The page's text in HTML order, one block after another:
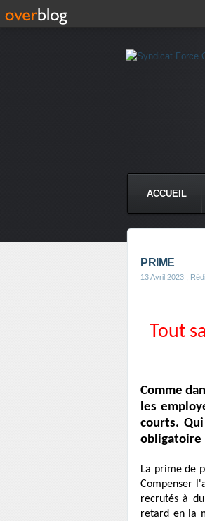
ACCUEIL
PRIME
13 Avril 2023 ,
Tout
Comme
les
courts.
obligatoire
La prime de
Compenser
recrutés à
retard en la